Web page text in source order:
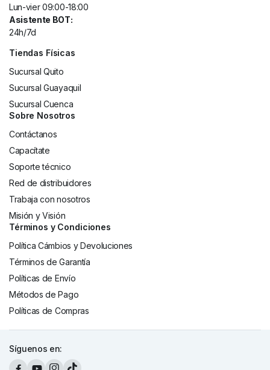
Lun-vier 09:00-18:00
Asistente BOT:
24h/7d
Tiendas Físicas
Sucursal Quito
Sucursal Guayaquil
Sucursal Cuenca
Sobre Nosotros
Contáctanos
Capacítate
Soporte técnico
Red de distribuidores
Trabaja con nosotros
Misión y Visión
Términos y Condiciones
Política Cámbios y Devoluciones
Términos de Garantía
Políticas de Envío
Métodos de Pago
Políticas de Compras
Síguenos en: